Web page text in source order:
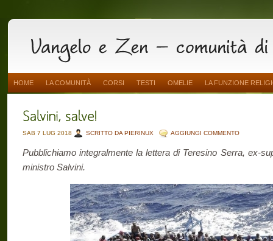
HOME LA COMUNITÀ CORSI TESTI OMELIE LA FUNZIONE
SAB 7 LUG 2018 SCRITTO DA PIERINUX AGGIUNGI COMMENTO
Pubblichiamo integralmente la lettera di Teresino Serra, ex-
ministro Salvini.